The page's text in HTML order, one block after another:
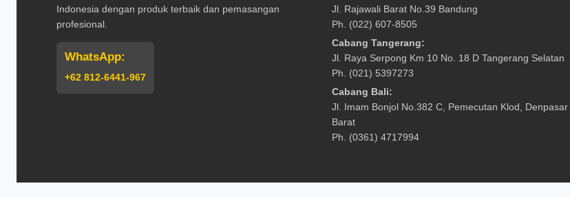
Indonesia dengan produk terbaik dan pemasangan
profesional.
WhatsApp:
+62 812-6441-967
Jl. Rajawali Barat No.39 Bandung
Ph. (022) 607-8505
Cabang Tangerang:
Jl. Raya Serpong Km 10 No. 18 D Tangerang Selatan
Ph. (021) 5397273
Cabang Bali:
Jl. Imam Bonjol No.382 C, Pemecutan Klod, Denpasar
Barat
Ph. (0361) 4717994